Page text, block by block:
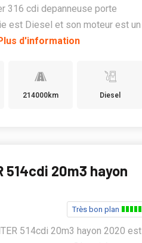
316 cdi depanneuse porte
est Diesel et son moteur est un
d'information
214000km Diesel
514cdi 20m3 hayon
Très bon plan
514cdi 20m3 hayon 2020 est